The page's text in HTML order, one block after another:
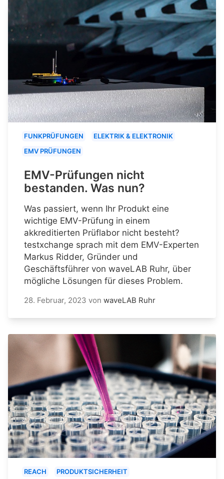
FUNKPRÜFUNGEN
ELEKTRIK & ELEKTRONIK
EMV PRÜFUNGEN
EMV-Prüfungen nicht
bestanden. Was nun?
Was passiert, wenn Ihr Produkt eine
wichtige EMV-Prüfung in einem
akkreditierten Prüflabor nicht besteht?
testxchange sprach mit dem EMV-Experten
Markus Ridder, Gründer und
Geschäftsführer von waveLAB Ruhr, über
mögliche Lösungen für dieses Problem.
28. Februar, 2023 von waveLAB Ruhr
REACH PRODUKTSICHERHEIT